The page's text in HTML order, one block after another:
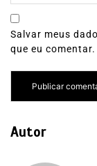
Salvar meus
que eu comentar.
Autor